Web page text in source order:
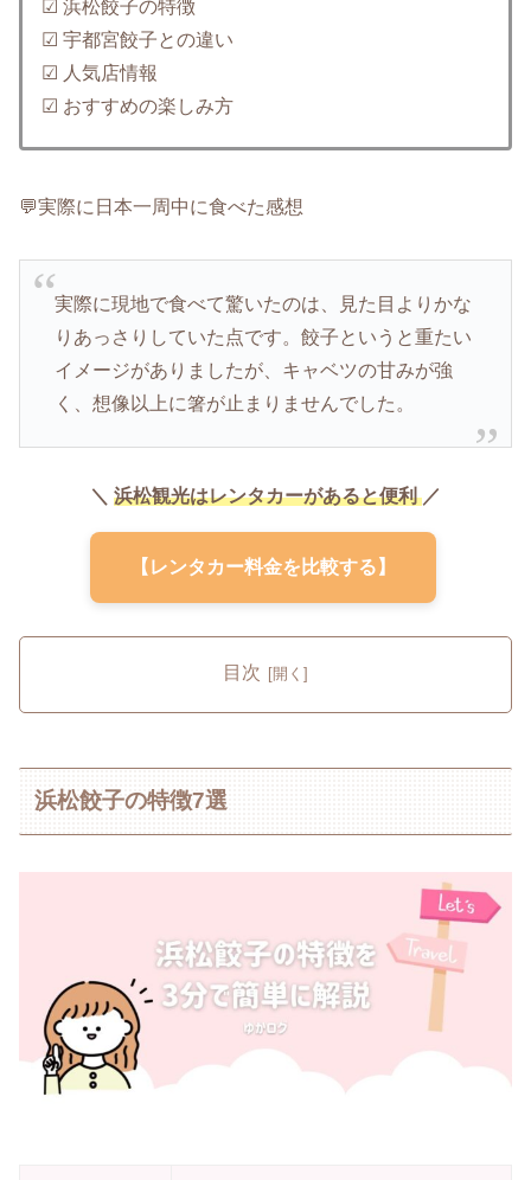
☑ 浜松餃子の特徴
☑ 宇都宮餃子との違い
☑ 人気店情報
☑ おすすめの楽しみ方
💬実際に日本一周中に食べた感想
実際に現地で食べて驚いたのは、見た目よりかな
りあっさりしていた点です。餃子というと重たい
イメージがありましたが、キャベツの甘みが強
く、想像以上に箸が止まりませんでした。
＼ 浜松観光はレンタカーがあると便利／
【レンタカー料金を比較する】
目次
浜松餃子の特徴7選